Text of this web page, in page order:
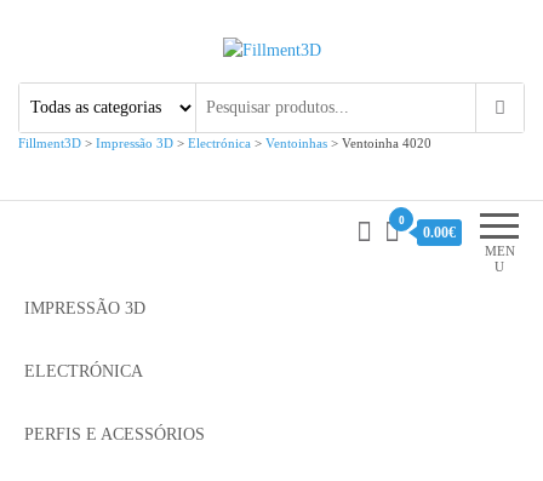
Fillment3D
Fillment3D > Impressão 3D > Electrónica > Ventoinhas > Ventoinha 4020
MEN
U
0
0.00€
IMPRESSÃO 3D
ELECTRÓNICA
PERFIS E ACESSÓRIOS